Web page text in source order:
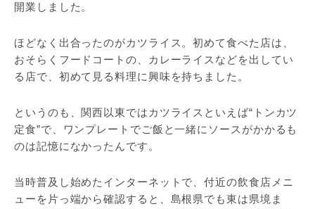
開業しました。
ほどなく出合ったのがカツライス。初めて食べた店は、
おそらくフードコートの、カレーライスなどを出してい
る店で、初めて見る料理に興味を持ちました。
というのも、関西以東ではカツライスといえば“トンカツ
定食”で、ワンプレートでご飯と一緒にソースがかかるも
のは記憶になかったんです。
当時普及し始めたインターネットで、付近の飲食店メニ
ューを片っ端から確認すると、島根県でも東は県境ま